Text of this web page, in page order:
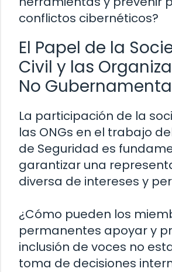
conflictos cibernéticos?
El Papel de la
Civil y las
No
La participación de la
las ONGs en el trabajo
de Seguridad es
garantizar una
diversa de intereses y
¿Cómo pueden los
permanentes apoyar y
inclusión de voces no
toma de decisiones